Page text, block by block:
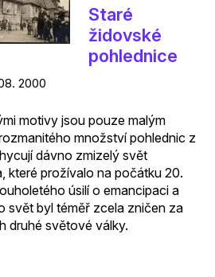
Staré
židovské
pohlednice
2000
motivy jsou pouze malým
množství pohlednic z
dávno zmizelý svět
které prožívalo na počátku 20.
úsilí o emancipaci a
svět byl téměř zcela zničen za
druhé světové války.